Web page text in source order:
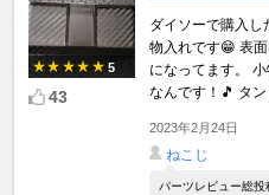
5
43
ダイソーで購入し
物入れです😁 表
になってます。
なんです！🎵 タン
2023年2月24日
ねこじ
パーツレビュー総